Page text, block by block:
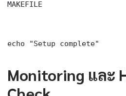
MAKEFILE
echo "Setup complete"
Monitoring และ